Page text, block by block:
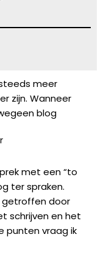
meer
zijn. Wanneer
blog
met een “to
ter spraken.
getroffen door
schrijven en het
punten vraag ik